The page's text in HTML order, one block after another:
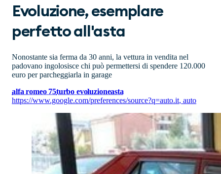
Evoluzione, esemplare
perfetto all'asta
Nonostante sia ferma da 30 anni, la vettura in vendita nel
padovano ingolosisce chi può permettersi di spendere 120.000
euro per parcheggiarla in garage
alfa romeo 75turbo evoluzioneasta
https://www.google.com/preferences/source?q=auto.it, auto